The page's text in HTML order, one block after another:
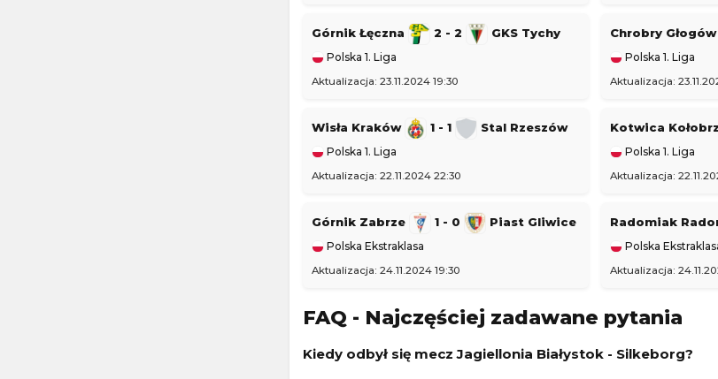
Górnik Łęczna 2 - 2 GKS Tychy
Polska 1. Liga
Aktualizacja: 23.11.2024 19:30
Chrobry Głogów
Polska 1. Liga
Aktualizacja:
Wisła Kraków 1 - 1 Stal Rzeszów
Polska 1. Liga
Aktualizacja: 22.11.2024 22:30
Kotwica
Polska 1. Liga
Aktualizacja:
Górnik Zabrze 1 - 0 Piast Gliwice
Polska Ekstraklasa
Aktualizacja: 24.11.2024 19:30
Radomiak
Polska
Aktualizacja:
FAQ - Najczęściej zadawane pytania
Kiedy odbył się mecz Jagiellonia Białystok - Silkeborg?